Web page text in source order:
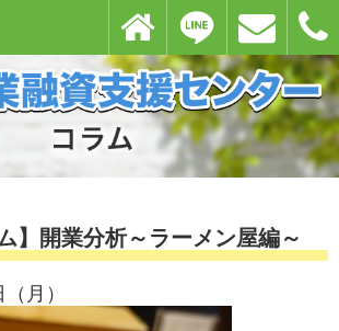
】開業分析～ラーメン屋編～
月）